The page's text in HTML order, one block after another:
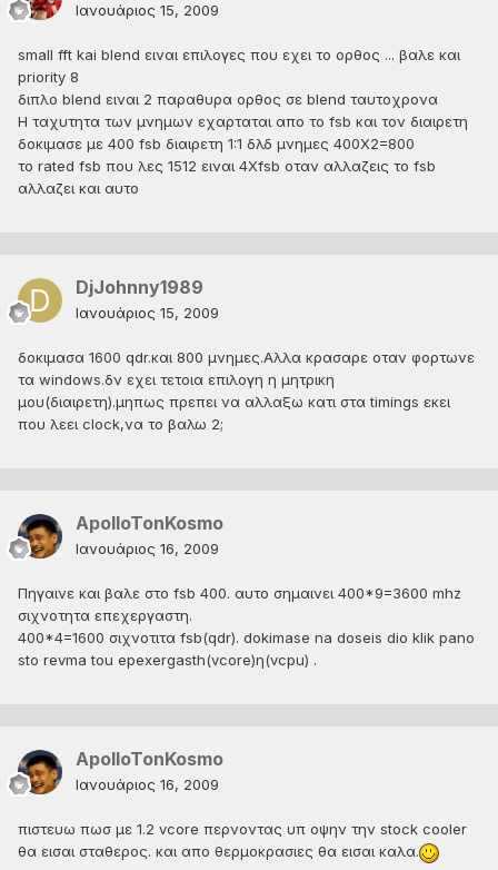
Ιανουάριος 15, 2009
small fft kai blend ειναι επιλογες που εχει το ορθος ... βαλε και
priority 8
διπλο blend ειναι 2 παραθυρα ορθος σε blend ταυτοχρονα
Η ταχυτητα των μνημων εχαρταται απο το fsb και τον διαιρετη
δοκιμασε με 400 fsb διαιρετη 1:1 δλδ μνημες 400Χ2=800
το rated fsb που λες 1512 ειναι 4Χfsb οταν αλλαζεις το fsb
αλλαζει και αυτο
DjJohnny1989
Ιανουάριος 15, 2009
δοκιμασα 1600 qdr.και 800 μνημες.Αλλα κρασαρε οταν φορτωνε
τα windows.δν εχει τετοια επιλογη η μητρικη
μου(διαιρετη).μηπως πρεπει να αλλαξω κατι στα timings εκει
που λεει clock,να το βαλω 2;
ApolloTonKosmo
Ιανουάριος 16, 2009
Πηγαινε και βαλε στο fsb 400. αυτο σημαινει 400*9=3600 mhz
σιχνοτητα επεχεργαστη.
400*4=1600 σιχνοτιτα fsb(qdr). dokimase na doseis dio klik pano
sto revma tou epexergasth(vcore)η(vcpu) .
ApolloTonKosmo
Ιανουάριος 16, 2009
πιστευω πωσ με 1.2 vcore περνοντας υπ οψην την stock cooler
θα εισαι σταθερος. και απο θερμοκρασιες θα εισαι καλα.